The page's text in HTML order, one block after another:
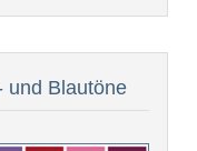
und Blautöne